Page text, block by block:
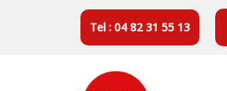
Tel : 04 82 31 55 13